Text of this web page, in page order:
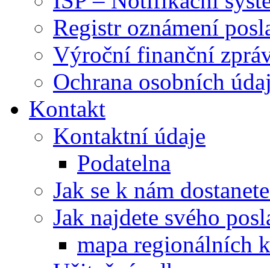
Registr oznámení
Výroční finanční
Ochrana osobních
Kontakt
Kontaktní údaje
Podatelna
Jak se k nám
Jak najdete svého
mapa regionálních